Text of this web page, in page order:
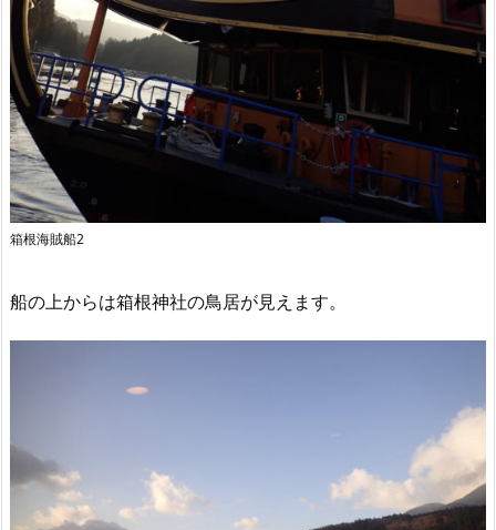
箱根海賊船2
船の上からは箱根神社の鳥居が見えます。